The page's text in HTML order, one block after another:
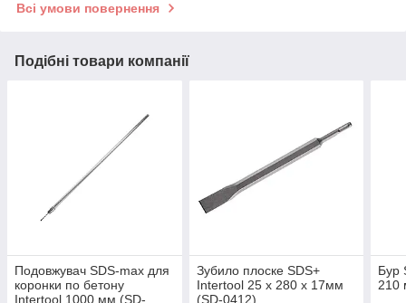
Всі умови повернення
Подібні товари компанії
Подовжувач SDS-max для
коронки по бетону
Intertool 1000 мм (SD-
Зубило плоске SDS+
Intertool 25 x 280 x 17мм
(SD-0412)
Бур
210